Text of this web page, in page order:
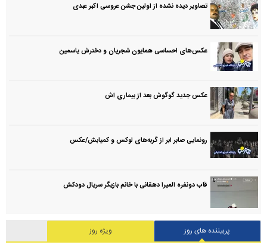
تصاویر دیده نشده از اولین جشن عروسی اکبر عبدی
عکس‌های احساسی همایون شجریان و دخترش یاسمین
عکس جدید گوگوش بعد از بیماری اش
رونمایی صابر ابر از گربه‌های لوکس و کمیابش/عکس
قاب دونفره المیرا دهقانی با خانم بازیگر سریال دودکش
پربیننده های روز
ویژه روز